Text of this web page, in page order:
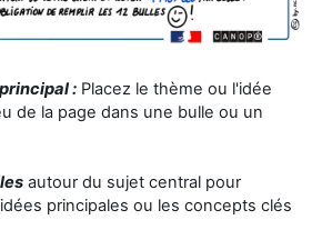
: Placez le thème ou l'idée
de la page dans une bulle ou un
autour du sujet central pour
principales ou les concepts clés